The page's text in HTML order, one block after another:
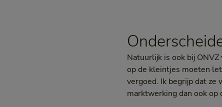
Natuurlijk is ook bij
op de kleintjes moeten
vergoed. Ik begrijp dat ze
marktwerking dan ook op